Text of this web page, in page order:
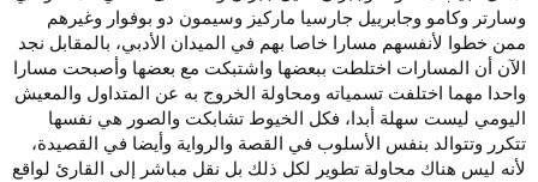
وسارتر وكامو وجابرييل جارسيا ماركيز وسيمون دو بوفوار وغيرهم
ممن خطوا لأنفسهم مسارا خاصا بهم في الميدان الأدبي، بالمقابل نجد
الآن أن المسارات اختلطت ببعضها واشتبكت مع بعضها وأصبحت مسارا
واحدا مهما اختلفت تسمياته ومحاولة الخروج به عن المتداول والمعيش
اليومي ليست سهلة أبدا، فكل الخيوط تشابكت والصور هي نفسها
تتكرر وتتوالد بنفس الأسلوب في القصة والرواية وأيضا في القصيدة،
لأنه ليس هناك محاولة تطوير لكل ذلك بل نقل مباشر إلى القارئ لواقع